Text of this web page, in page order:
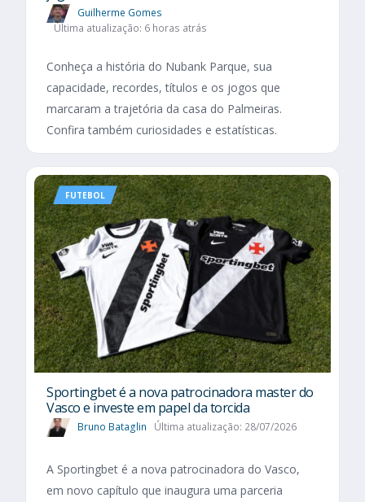
Guilherme Gomes
Última atualização: 6 horas atrás
Conheça a história do Nubank Parque, sua
capacidade, recordes, títulos e os jogos que
marcaram a trajetória da casa do Palmeiras.
Confira também curiosidades e estatísticas.
FUTEBOL
Sportingbet é a nova patrocinadora master do
Vasco e investe em papel da torcida
Bruno Bataglin Última atualização: 28/07/2026
A Sportingbet é a nova patrocinadora do Vasco,
em novo capítulo que inaugura uma parceria